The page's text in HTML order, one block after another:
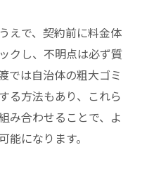
えで、契約前に料金体
クし、不明点は必ず質
では自治体の粗大ゴミ
る方法もあり、これら
み合わせることで、よ
能になります。